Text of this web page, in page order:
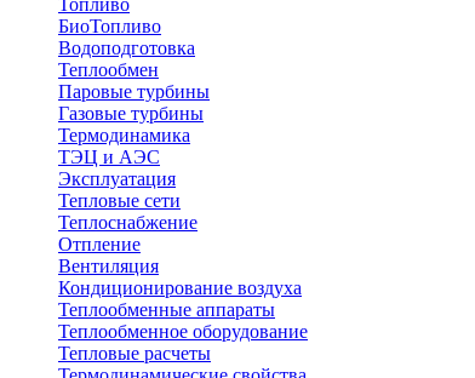
БиоТопливо
Водоподготовка
Теплообмен
Паровые турбины
Газовые турбины
Термодинамика
ТЭЦ и АЭС
Эксплуатация
Тепловые сети
Теплоснабжение
Отпление
Вентиляция
Кондиционирование воздуха
Теплообменные аппараты
Теплообменное оборудование
Тепловые расчеты